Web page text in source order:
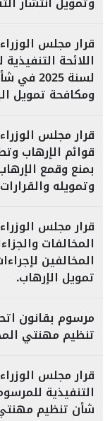
لسنة
ومكافحة تمويل
قوائم الإرهاب
بمنع وقمع
وتمويله
المخالفات
المخالفين
تمويل الإرهاب.
تنظيم مهنتي
شأن تنظيم مهنتي